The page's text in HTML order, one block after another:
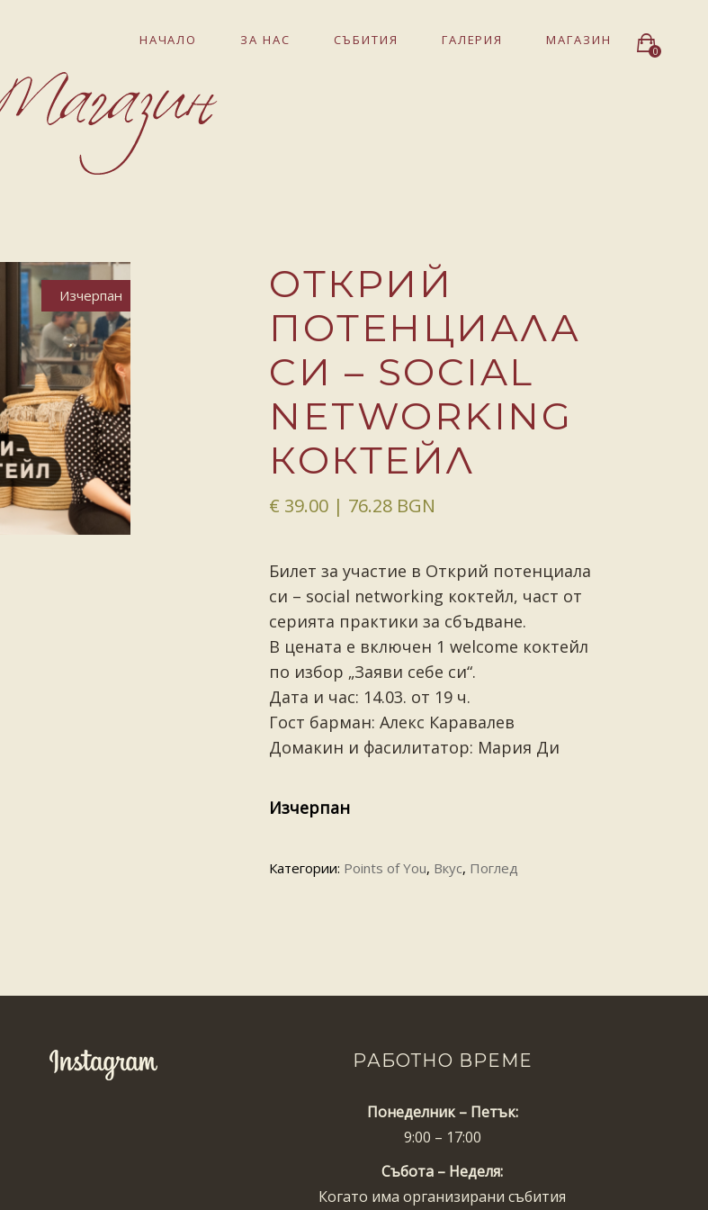
НАЧАЛО ЗА НАС СЪБИТИЯ ГАЛЕРИЯ МАГАЗИН
0
Изчерпан
ОТКРИЙ
ПОТЕНЦИАЛА
СИ – SOCIAL
NETWORKING
КОКТЕЙЛ
€ 39.00 | 76.28 BGN
Билет за участие в Открий потенциала
си – social networking коктейл, част от
серията практики за сбъдване.
В цената е включен 1 welcome коктейл
по избор „Заяви себе си“.
Дата и час: 14.03. от 19 ч.
Гост барман: Алекс Каравалев
Домакин и фасилитатор: Мария Ди
Изчерпан
Категории: Points of You, Вкус, Поглед
РАБОТНО ВРЕМЕ
Понеделник – Петък:
9:00 – 17:00
Събота – Неделя:
Когато има организирани събития